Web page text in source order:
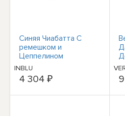
Синяя Чиабатта С
ремешком и
Цеппелином
Ардженто - Фасция
Донны Скарпе
Чиабатте
INBLU
4 304 ₽